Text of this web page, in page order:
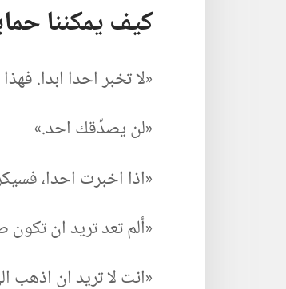
كيف يمكننا
‏«لا تخبر احدا ابدا.‏
‏«لن يصدِّقك احد.‏»‏
‏«اذا اخبرت احدا،‏
‏«ألم تعد تريد ان
‏«انت لا تريد ان اذهب